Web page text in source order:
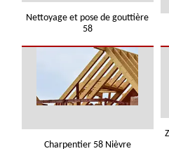
Nettoyage et pose de gouttière
58
Charpentier 58 Nièvre